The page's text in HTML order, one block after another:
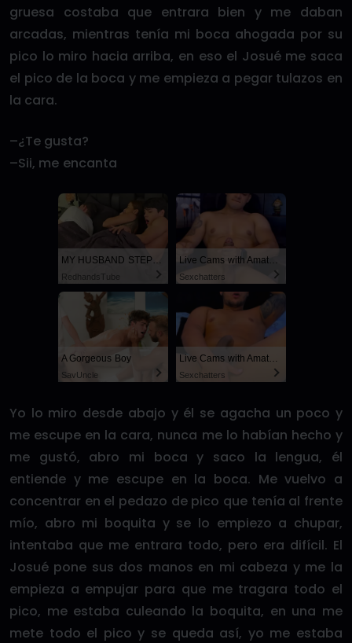
gruesa costaba que entrara bien y me daban
arcadas, mientras tenía mi boca ahogada por su
pico lo miro hacia arriba, en eso el Josué me saca
el pico de la boca y me empieza a pegar tulazos en
la cara.
–¿Te gusta?
–Sii, me encanta
RedhandsTube
Live Cams with Amateur Men
Sexchatters
A Gorgeous Boy
SayUncle
Live Cams with Amateur Men
Sexchatters
Yo lo miro desde abajo y él se agacha un poco y
me escupe en la cara, nunca me lo habían hecho y
me gustó, abro mi boca y saco la lengua, él
entiende y me escupe en la boca. Me vuelvo a
concentrar en el pedazo de pico que tenía al frente
mío, abro mi boquita y se lo empiezo a chupar,
intentaba que me entrara todo, pero era difícil. El
Josué pone sus dos manos en mi cabeza y me la
empieza a empujar para que me tragara todo el
pico, me estaba culeando la boquita, en una me
mete todo el pico y se queda así, yo me estaba